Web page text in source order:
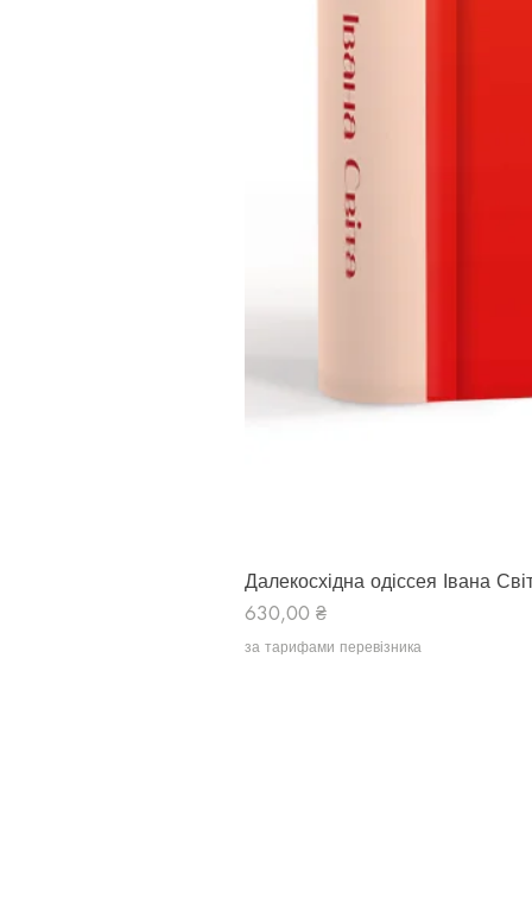
Далекосхідна одіссея Івана
Ціна
630,00 ₴
за тарифами перевізника